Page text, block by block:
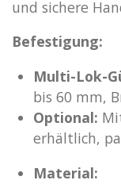
und sichere
Befestigung:
Multi-Lok-
bis 60 mm,
Optional:
erhältlich,
Material: